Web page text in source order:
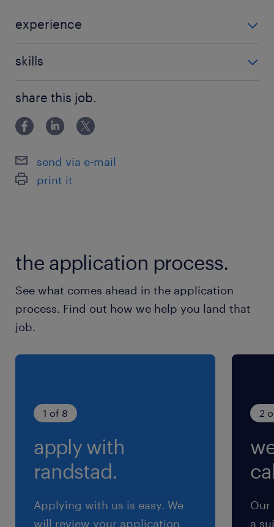
ちり
国内トップシェアの大手航空機製造メーカー！
航空機や、輸送船、ロケット開発などの宇宙機器
など、世界の産業開発を担う企業です。
最寄駅
土日祝日
G.W、お盆、年末年始の長期休暇あり♪
就業時間
残業
月10～30時間ほど
※片道2キロ以上でガソリン代支給あり。電車バ
スの場合は実費で支給あり。
experience
なのは報連相ができること◎ 20～40代男性活躍中★
skills
ばOK！
Excel基本操作などはできれば尚可ですが、就業しなが
ら覚えていけます！
share this job.
send via e-mail
print it
the application process.
See what comes ahead in the application
process. Find out how we help you land that
job.
1 of 8
apply with
randstad.
Applying with us is easy. We
will review your application
2
Our
a